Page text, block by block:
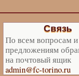
Связь
По всем вопросам и
предложениям
на почтовый ящик
admin@fc-torino.ru